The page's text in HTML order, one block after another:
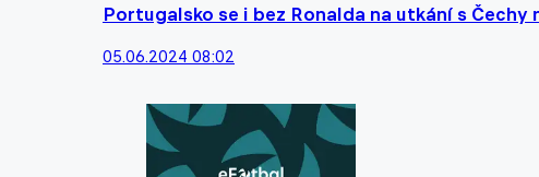
Portugalsko se i bez Ronalda na utkání s
05.06.2024 08:02